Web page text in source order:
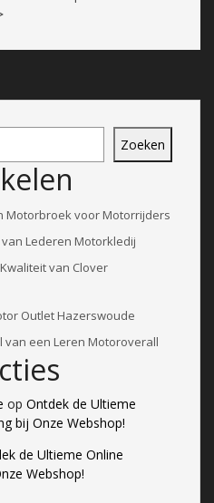
Zoeken
Motorbroek voor Motorrijders
Lederen Motorkledij
van Clover
Outlet Hazerswoude
van een Leren Motoroverall
op Ontdek de Ultieme
bij Onze Webshop!
de Ultieme Online
Webshop!